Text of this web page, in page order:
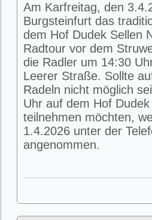
Am Karfreitag, den
Burgsteinfurt das
dem Hof Dudek Sellen
Radtour vor dem
die Radler um 14:30
Leerer Straße. Sollte
Radeln nicht möglich
Uhr auf dem Hof
teilnehmen möchten,
1.4.2026 unter der
angenommen.